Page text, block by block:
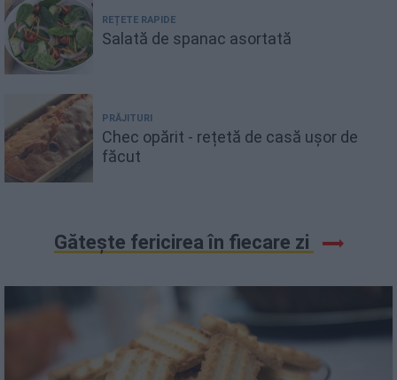
REȚETE RAPIDE
Salată de spanac asortată
PRĂJITURI
Chec opărit - rețetă de casă ușor de
făcut
Gătește fericirea în fiecare zi